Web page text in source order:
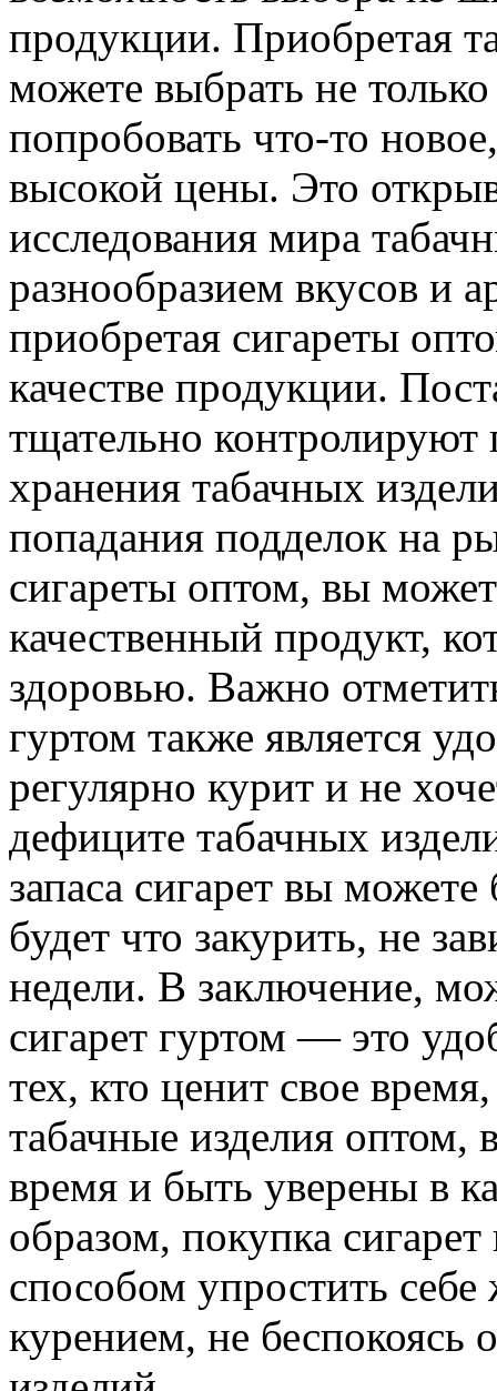
продукции. Приобретая
можете выбрать не
попробовать что-то
высокой цены. Это
исследования мира
разнообразием вкусов и
приобретая сигареты
качестве продукции.
тщательно контролируют
хранения табачных
попадания подделок на
сигареты оптом, вы
качественный продукт,
здоровью. Важно
гуртом также является
регулярно курит и не
дефиците табачных
запаса сигарет вы
будет что закурить, не
недели. В заключение,
сигарет гуртом — это
тех, кто ценит свое
табачные изделия оптом,
время и быть уверены в
образом, покупка
способом упростить
курением, не беспокоясь